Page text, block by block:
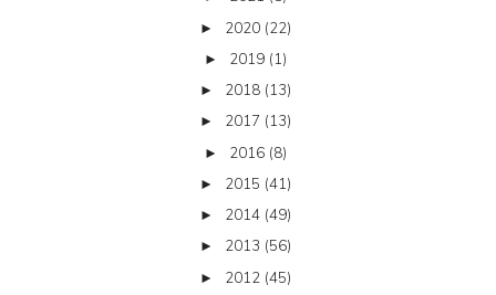
► 2020 (22)
► 2019 (1)
► 2018 (13)
► 2017 (13)
► 2016 (8)
► 2015 (41)
► 2014 (49)
► 2013 (56)
► 2012 (45)